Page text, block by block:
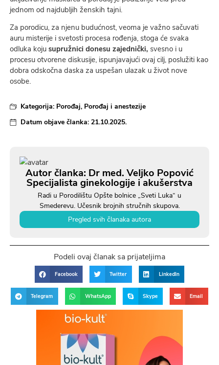
jednom od najdubljih ženskih tajni.
Za porodicu, za njenu budućnost, veoma je važno sačuvati
auru misterije i svetosti procesa rođenja, stoga će svaka
odluka koju supružnici donesu zajednički, svesno i u
procesu otvorene diskusije, ispunjavajući ovaj cilj, poslužiti kao
dobra odskočna daska za uspešan ulazak u život nove
osobe.
Kategorija: Porođaj, Porođaj i anestezije
Datum objave članka: 21.10.2025.
Autor članka: Dr med. Veljko Popović
Specijalista ginekologije i akušerstva
Radi u Porodilištu Opšte bolnice „Sveti Luka“ u
Smederevu. Učesnik brojnih stručnih skupova.
Pregled svih članaka autora
Podeli ovaj članak sa prijateljima
Facebook Twitter LinkedIn
Telegram WhatsApp Skype Email